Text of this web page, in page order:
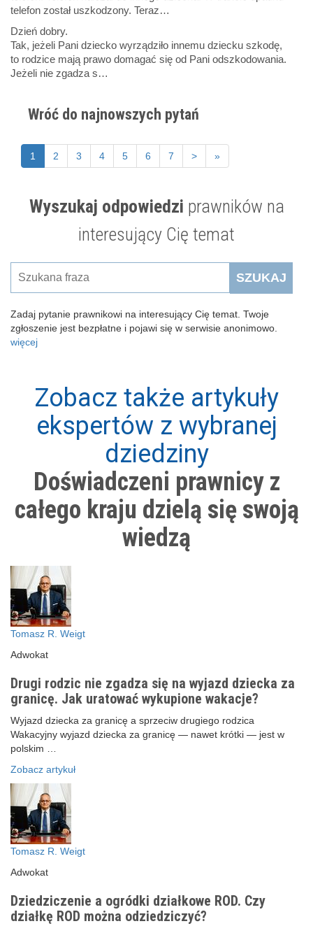
Wyszukaj odpowiedzi prawników na
interesujący Cię temat
SZUKAJ
Zadaj pytanie prawnikowi na interesujący Cię temat. Twoje
zgłoszenie jest bezpłatne i pojawi się w serwisie anonimowo.
więcej
telefon został uszkodzony. Teraz…
Dzień dobry.
Tak, jeżeli Pani dziecko wyrządziło innemu dziecku szkodę,
to rodzice mają prawo domagać się od Pani odszkodowania.
Jeżeli nie zgadza s…
Wróć do najnowszych pytań
1 2 3 4 5 6 7 > »
Zobacz także artykuły
ekspertów z wybranej
dziedziny
Doświadczeni prawnicy z
całego kraju dzielą się swoją
wiedzą
Tomasz R. Weigt
Adwokat
Drugi rodzic nie zgadza się na wyjazd dziecka za
granicę. Jak uratować wykupione wakacje?
Wyjazd dziecka za granicę a sprzeciw drugiego rodzica
Wakacyjny wyjazd dziecka za granicę — nawet krótki — jest w
polskim …
Zobacz artykuł
Tomasz R. Weigt
Adwokat
Dziedziczenie a ogródki działkowe ROD. Czy
działkę ROD można odziedziczyć?